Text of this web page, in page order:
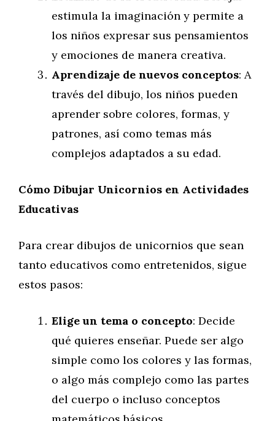
estimula la imaginación y permite a
los niños expresar sus pensamientos
y emociones de manera creativa.
Aprendizaje de nuevos conceptos: A
través del dibujo, los niños pueden
aprender sobre colores, formas, y
patrones, así como temas más
complejos adaptados a su edad.
Cómo Dibujar Unicornios en Actividades
Educativas
Para crear dibujos de unicornios que sean
tanto educativos como entretenidos, sigue
estos pasos:
Elige un tema o concepto: Decide
qué quieres enseñar. Puede ser algo
simple como los colores y las formas,
o algo más complejo como las partes
del cuerpo o incluso conceptos